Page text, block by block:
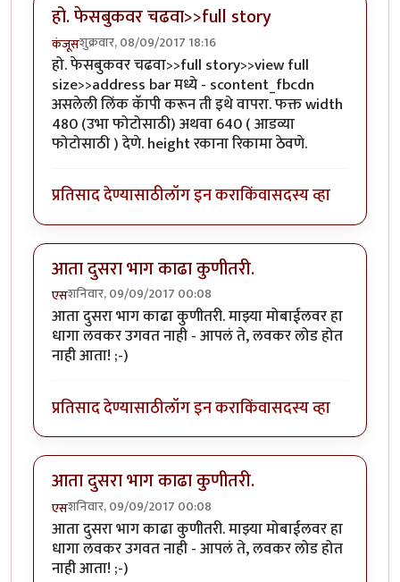
हो. फेसबुकवर चढवा>>full story
कंजूसशुक्रवार, 08/09/2017 18:16
हो. फेसबुकवर चढवा>>full story>>view full
size>>address bar मध्ये - scontent_fbcdn
असलेली लिंक कॅापी करून ती इथे वापरा. फक्त width
480 (उभा फोटोसाठी) अथवा 640 ( आडव्या
फोटोसाठी ) देणे. height रकाना रिकामा ठेवणे.
प्रतिसाद देण्यासाठीलॉग इन कराकिंवासदस्य व्हा
आता दुसरा भाग काढा कुणीतरी.
एसशनिवार, 09/09/2017 00:08
आता दुसरा भाग काढा कुणीतरी. माझ्या मोबाईलवर हा
धागा लवकर उगवत नाही - आपलं ते, लवकर लोड होत
नाही आता! ;-)
प्रतिसाद देण्यासाठीलॉग इन कराकिंवासदस्य व्हा
आता दुसरा भाग काढा कुणीतरी.
एसशनिवार, 09/09/2017 00:08
आता दुसरा भाग काढा कुणीतरी. माझ्या मोबाईलवर हा
धागा लवकर उगवत नाही - आपलं ते, लवकर लोड होत
नाही आता! ;-)